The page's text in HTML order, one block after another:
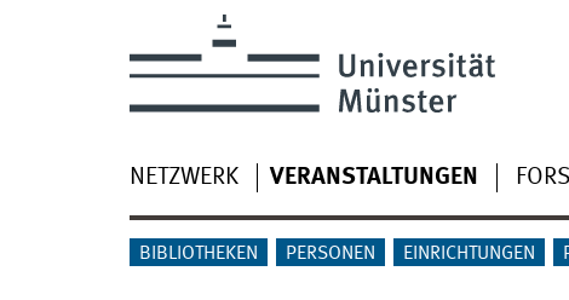
NETZWERK VERANSTALTUNGEN
BIBLIOTHEKEN PERSONEN EINRICHTUNGEN